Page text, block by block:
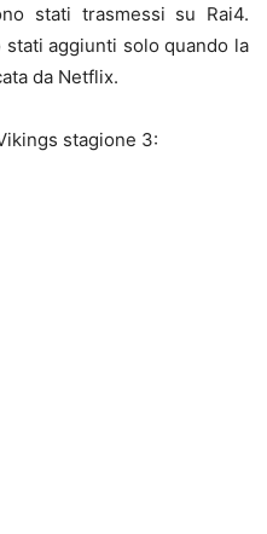
stati trasmessi su Rai4.
aggiunti solo quando la
da Netflix.
stagione 3: